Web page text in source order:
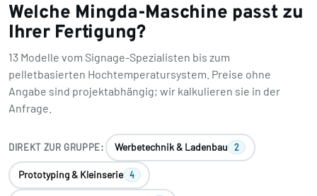
Welche Mingda-Maschine passt zu
Ihrer Fertigung?
13 Modelle vom Signage-Spezialisten bis zum
pelletbasierten Hochtemperatursystem. Preise ohne
Angabe sind projektabhängig; wir kalkulieren sie in der
Anfrage.
DIREKT ZUR GRUPPE: Werbetechnik & Ladenbau 2
Prototyping & Kleinserie 4